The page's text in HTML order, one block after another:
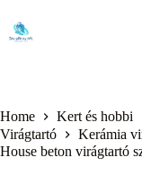
content
Home Kert és hobbi
Virágtartó
Kerámia
House beton virágtartó